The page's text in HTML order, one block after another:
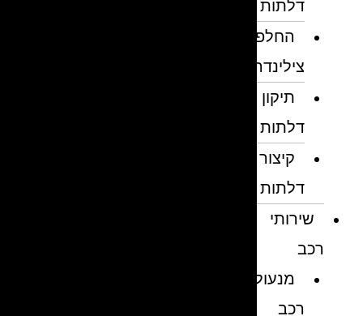
דלתות
החלפת
צילינדרים
תיקון
דלתות
קיצור
דלתות
שירותי
מנעולן